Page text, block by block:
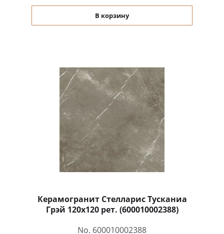
В корзину
Керамогранит Стелларис Тусканиа
Грэй 120x120 рет. (600010002388)
No. 600010002388